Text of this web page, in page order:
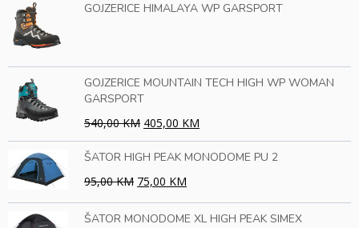
GOJZERICE HIMALAYA WP GARSPORT
GOJZERICE MOUNTAIN TECH HIGH WP WOMAN
GARSPORT
540,00 KM 405,00 KM
ŠATOR HIGH PEAK MONODOME PU 2
95,00 KM 75,00 KM
ŠATOR MONODOME XL HIGH PEAK SIMEX